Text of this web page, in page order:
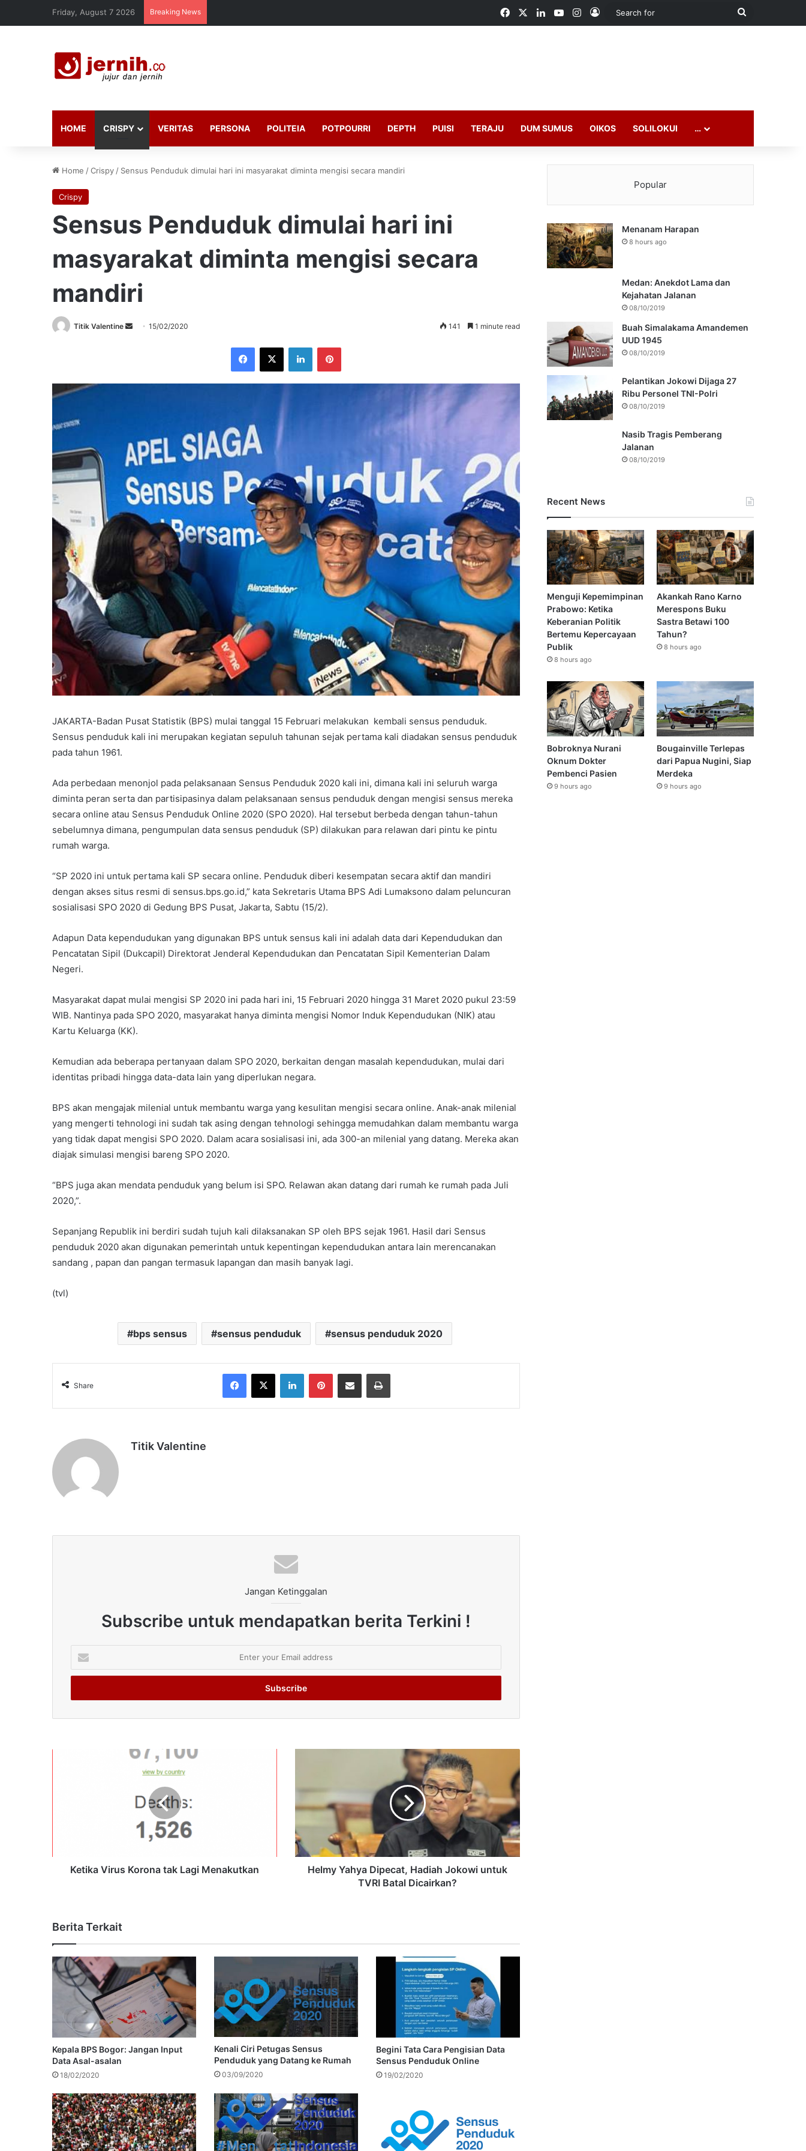
Friday, August 7 2026 Breaking News FacebookLinkedInYouTubeInstagram
Log In
Search
HOME CRISPY VERITAS PERSONA POLITEIA POTPOURRI DEPTH PUISI TERAJU DUM SUMUS OIKOS SOLILOKUI …
Home /Crispy / Sensus Penduduk dimulai hari ini masyarakat diminta mengisi secara mandiri
Crispy
Sensus Penduduk dimulai hari ini
masyarakat diminta mengisi secara
mandiri
Titik Valentine
Send15/02/2020 141 1 minute read
Facebook
X LinkedInPinterest
JAKARTA-Badan Pusat Statistik (BPS) mulai tanggal 15 Februari melakukan kembali sensus penduduk.
Sensus penduduk kali ini merupakan kegiatan sepuluh tahunan sejak pertama kali diadakan sensus penduduk
pada tahun 1961.
Ada perbedaan menonjol pada pelaksanaan Sensus Penduduk 2020 kali ini, dimana kali ini seluruh warga
diminta peran serta dan partisipasinya dalam pelaksanaan sensus penduduk dengan mengisi sensus mereka
secara online atau Sensus Penduduk Online 2020 (SPO 2020). Hal tersebut berbeda dengan tahun-tahun
sebelumnya dimana, pengumpulan data sensus penduduk (SP) dilakukan para relawan dari pintu ke pintu
rumah warga.
“SP 2020 ini untuk pertama kali SP secara online. Penduduk diberi kesempatan secara aktif dan mandiri
dengan akses situs resmi di sensus.bps.go.id,” kata Sekretaris Utama BPS Adi Lumaksono dalam peluncuran
sosialisasi SPO 2020 di Gedung BPS Pusat, Jakarta, Sabtu (15/2).
Adapun Data kependudukan yang digunakan BPS untuk sensus kali ini adalah data dari Kependudukan dan
Pencatatan Sipil (Dukcapil) Direktorat Jenderal Kependudukan dan Pencatatan Sipil Kementerian Dalam
Negeri.
Masyarakat dapat mulai mengisi SP 2020 ini pada hari ini, 15 Februari 2020 hingga 31 Maret 2020 pukul 23:59
WIB. Nantinya pada SPO 2020, masyarakat hanya diminta mengisi Nomor Induk Kependudukan (NIK) atau
Kartu Keluarga (KK).
Kemudian ada beberapa pertanyaan dalam SPO 2020, berkaitan dengan masalah kependudukan, mulai dari
identitas pribadi hingga data-data lain yang diperlukan negara.
BPS akan mengajak milenial untuk membantu warga yang kesulitan mengisi secara online. Anak-anak milenial
yang mengerti tehnologi ini sudah tak asing dengan tehnologi sehingga memudahkan dalam membantu warga
yang tidak dapat mengisi SPO 2020. Dalam acara sosialisasi ini, ada 300-an milenial yang datang. Mereka akan
diajak simulasi mengisi bareng SPO 2020.
“BPS juga akan mendata penduduk yang belum isi SPO. Relawan akan datang dari rumah ke rumah pada Juli
2020,”.
Sepanjang Republik ini berdiri sudah tujuh kali dilaksanakan SP oleh BPS sejak 1961. Hasil dari Sensus
penduduk 2020 akan digunakan pemerintah untuk kepentingan kependudukan antara lain merencanakan
sandang , papan dan pangan termasuk lapangan dan masih banyak lagi.
(tvl)
bps sensus sensus penduduk sensus penduduk 2020
Share
Facebook
X LinkedInPinterestShare via Email Print
Titik Valentine
Jangan Ketinggalan
Subscribe untuk mendapatkan berita Terkini !
your
Email
Ketika Virus Korona tak Lagi Menakutkan
Helmy Yahya Dipecat, Hadiah Jokowi untuk
TVRI Batal Dicairkan?
Berita Terkait
Kepala BPS Bogor: Jangan Input
Data Asal-asalan
18/02/2020
Kenali Ciri Petugas Sensus
Penduduk yang Datang ke Rumah
03/09/2020
Begini Tata Cara Pengisian Data
Sensus Penduduk Online
19/02/2020
Popular
Menanam Harapan
8 hours ago
Medan: Anekdot Lama dan
Kejahatan Jalanan
08/10/2019
Buah Simalakama Amandemen
UUD 1945
08/10/2019
Pelantikan Jokowi Dijaga 27
Ribu Personel TNI-Polri
08/10/2019
Nasib Tragis Pemberang
Jalanan
08/10/2019
Recent News
Menguji Kepemimpinan
Prabowo: Ketika
Keberanian Politik
Bertemu Kepercayaan
Publik
8 hours ago
Akankah Rano Karno
Merespons Buku
Sastra Betawi 100
Tahun?
8 hours ago
Bobroknya Nurani
Oknum Dokter
Pembenci Pasien
9 hours ago
Bougainville Terlepas
dari Papua Nugini, Siap
Merdeka
9 hours ago